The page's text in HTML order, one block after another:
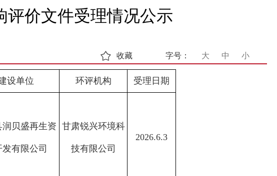
评价文件受理情况公示
字号： 大 中 小
收藏
设单位 环评机构 受理日期
润贝盛再生资
有限公司
甘肃锐兴环境科
技有限公司
2026.6.3